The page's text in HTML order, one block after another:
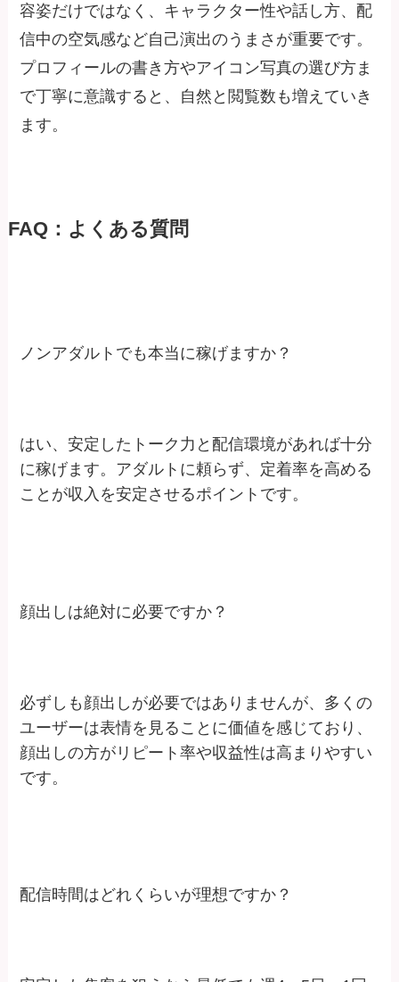
容姿だけではなく、キャラクター性や話し方、配
信中の空気感など自己演出のうまさが重要です。
プロフィールの書き方やアイコン写真の選び方ま
で丁寧に意識すると、自然と閲覧数も増えていき
ます。
FAQ：よくある質問
ノンアダルトでも本当に稼げますか？
はい、安定したトーク力と配信環境があれば十分
に稼げます。アダルトに頼らず、定着率を高める
ことが収入を安定させるポイントです。
顔出しは絶対に必要ですか？
必ずしも顔出しが必要ではありませんが、多くの
ユーザーは表情を見ることに価値を感じており、
顔出しの方がリピート率や収益性は高まりやすい
です。
配信時間はどれくらいが理想ですか？